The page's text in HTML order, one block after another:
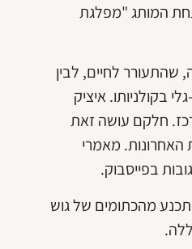
המותג "מפלגת
שהתעורר לחיים, לבין
בקולניותו. איציק
חלקם עושה זאת
האחרונות. מאמרי
בפייסבוק.
מהכתומים של גוש